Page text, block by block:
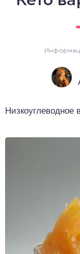
Низкоуглеводное